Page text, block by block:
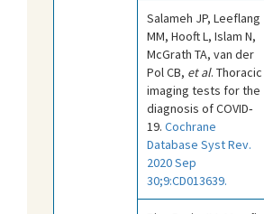
Salameh JP, Leeflang
MM, Hooft L, Islam N,
McGrath TA, van der
Pol CB, et al. Thoracic
imaging tests for the
diagnosis of COVID‐
19. Cochrane
Database Syst Rev.
2020 Sep
30;9:CD013639.